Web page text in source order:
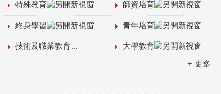
特殊教育 師資培育
終身學習 青年培育
技術及職業教育 大學教育
更多